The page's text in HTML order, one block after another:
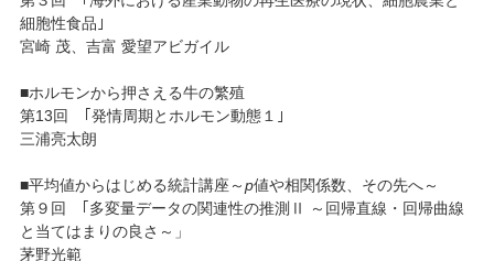
細胞性食品｣
宮崎 茂、吉富 愛望アビガイル
■ホルモンから押さえる牛の繁殖
第13回 ｢発情周期とホルモン動態１｣
三浦亮太朗
■平均値からはじめる統計講座～p値や相関係数、その先へ～
第９回 ｢多変量データの関連性の推測Ⅱ ～回帰直線・回帰曲線
と当てはまりの良さ～」
茅野光範